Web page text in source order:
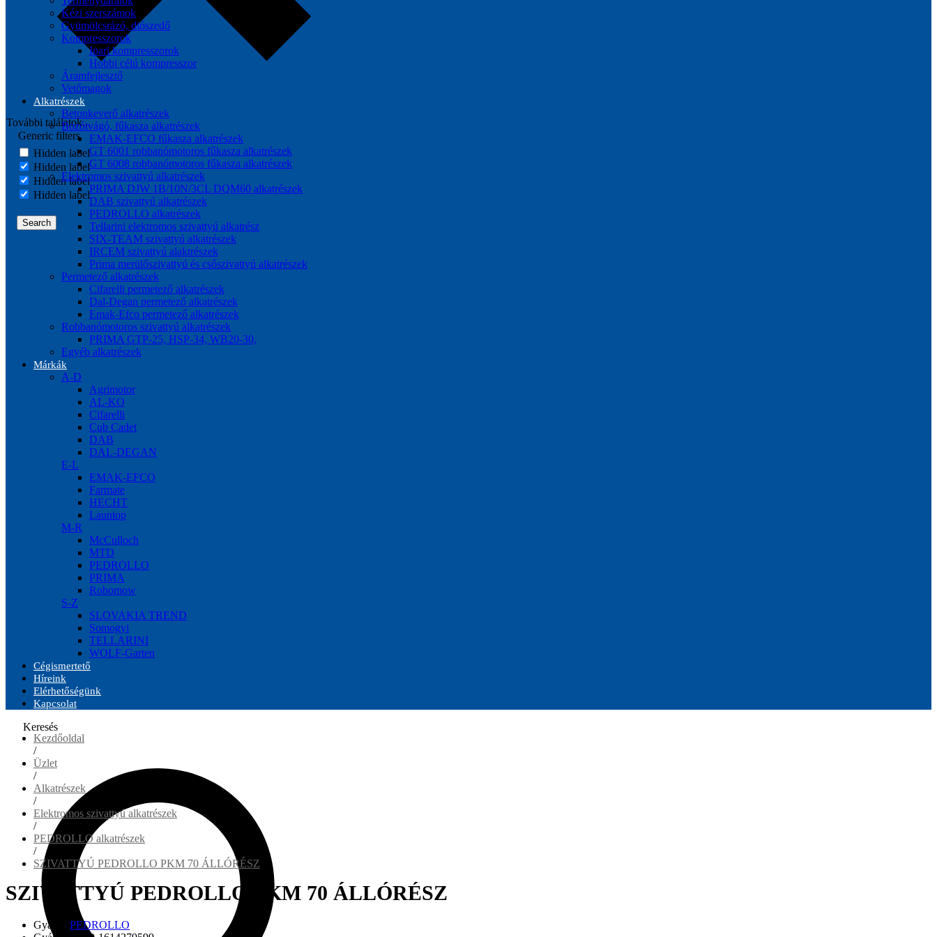
További találatok...
Generic filters
Hidden label
Hidden label
Hidden label
Hidden label
Search
Kézi szerszámok
Gyümölcsrázó, diószedő
Kompresszorok
Ipari kompresszorok
Hobbi célú kompresszor
Áramfejlesztő
Vetőmagok
Alkatrészek
Betonkeverő alkatrészek
Bozótvágó, fűkasza alkatrészek
EMAK-EFCO fűkasza alkatrészek
GT 6001 robbanómotoros fűkasza alkatrészek
GT 6008 robbanómotoros fűkasza alkatrészek
Elektromos szivattyú alkatrészek
PRIMA DJW 1B/10N/3CL DQM60 alkatrészek
DAB szivattyú alkatrészek
PEDROLLO alkatrészek
Tellarini elektromos szivattyú alkatrész
SIX-TEAM szivattyú alkatrészek
IRCEM szivattyú alaktrészek
Prima merülőszivattyú és csőszivattyú alkatrészek
Permetező alkatrészek
Cifarelli permetező alkatrészek
Dal-Degan permetező alkatrészek
Emak-Efco permetező alkatrészek
Robbanómotoros szivattyú alkatrészek
PRIMA GTP-25, HSP-34, WB20-30,
Egyéb alkatrészek
Márkák
A-D
Agrimotor
AL-KO
Cifarelli
Cub Cadet
DAB
DAL-DEGAN
E-L
EMAK-EFCO
Farmate
HECHT
Launtop
M-R
McCulloch
MTD
PEDROLLO
PRIMA
Robomow
S-Z
SLOVAKIA TREND
Somogyi
TELLARINI
WOLF-Garten
Cégismertető
Híreink
Elérhetőségünk
Kapcsolat
Keresés
Kezdőoldal
/
Üzlet
/
Alkatrészek
/
Elektromos szivattyú alkatrészek
/
PEDROLLO alkatrészek
/
SZIVATTYÚ PEDROLLO PKM 70 ÁLLÓRÉSZ
SZIVATTYÚ PEDROLLO PKM 70 ÁLLÓRÉSZ
Gyártó: PEDROLLO